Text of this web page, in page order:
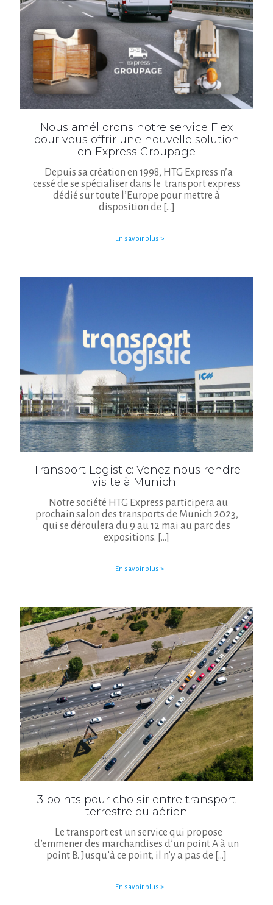
Nous améliorons notre service Flex
pour vous offrir une nouvelle solution
en Express Groupage
Depuis sa création en 1998, HTG Express n’a
cessé de se spécialiser dans le transport express
dédié sur toute l’Europe pour mettre à
disposition de […]
En savoir plus >
Transport Logistic: Venez nous rendre
visite à Munich !
Notre société HTG Express participera au
prochain salon des transports de Munich 2023,
qui se déroulera du 9 au 12 mai au parc des
expositions. […]
En savoir plus >
3 points pour choisir entre transport
terrestre ou aérien
Le transport est un service qui propose
d’emmener des marchandises d’un point A à un
point B. Jusqu’à ce point, il n’y a pas de […]
En savoir plus >